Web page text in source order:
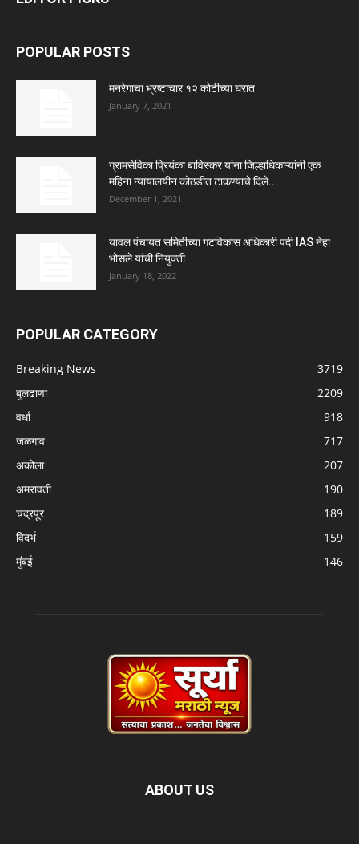
POPULAR POSTS
मनरेगाचा भ्रष्टाचार १२ कोटीच्या घरात
January 7, 2021
ग्रामसेविका प्रियंका बाविस्कर यांना जिल्हाधिकाऱ्यांनी एक
महिना न्यायालयीन कोठडीत टाकण्याचे दिले...
December 1, 2021
यावल पंचायत समितीच्या गटविकास अधिकारी पदी IAS नेहा
भोसले यांची नियुक्ती
January 18, 2022
POPULAR CATEGORY
Breaking News
3719
बुलढाणा
2209
वर्धा
918
जळगाव
717
अकोला
207
अमरावती
190
चंद्रपूर
189
विदर्भ
159
मुंबई
146
ABOUT US